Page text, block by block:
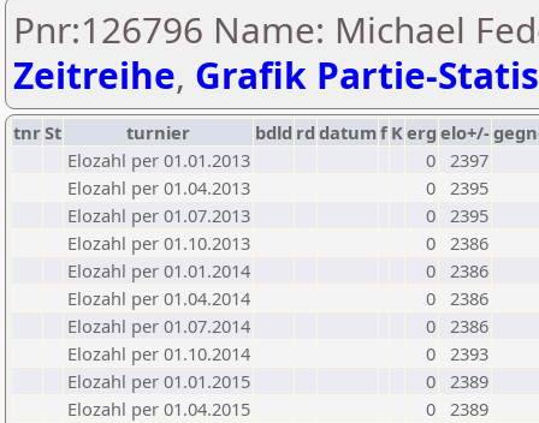
Pnr:126796 Name: Michael
Zeitreihe, Grafik Partie-
tnrSt turnier bdld rd datumf Kerg elo+/-
Elozahl per 01.01.2013
0 2397
Elozahl per 01.04.2013
0 2395
Elozahl per 01.07.2013
0 2395
Elozahl per 01.10.2013
0 2386
Elozahl per 01.01.2014
0 2386
Elozahl per 01.04.2014
0 2386
Elozahl per 01.07.2014
0 2386
Elozahl per 01.10.2014
0 2393
Elozahl per 01.01.2015
0 2389
Elozahl per 01.04.2015
0 2389